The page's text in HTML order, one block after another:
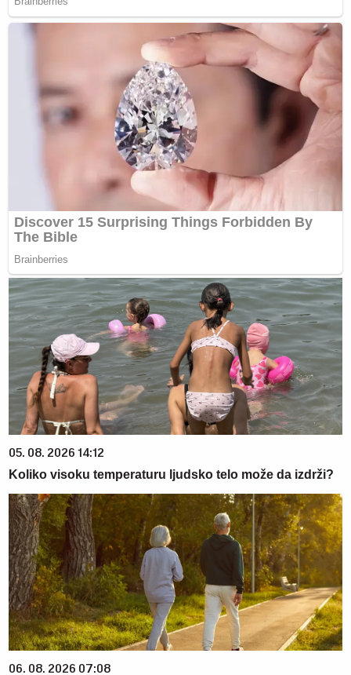
05. 08. 2026 14:12
Koliko visoku temperaturu ljudsko telo može da izdrži?
06. 08. 2026 07:08